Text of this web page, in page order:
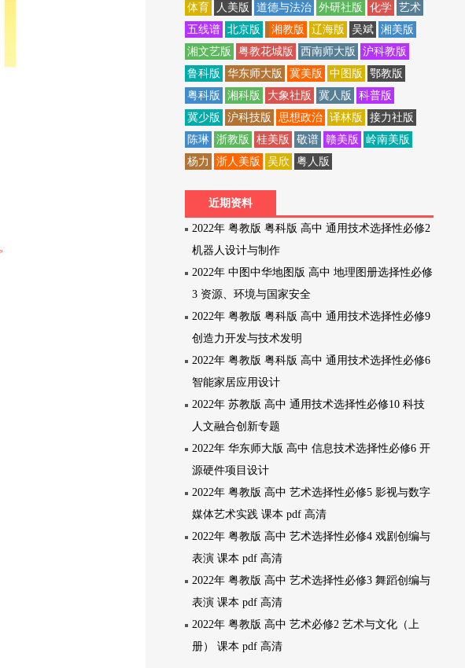
体育
人美版 道德与法治 外研社版 化学
艺术
五线谱
北京版 湘教版 辽海版 吴斌
湘美版
湘文艺版
粤教花城版 西南师大版
沪科教版
鲁科版
华东师大版 冀美版 中图版
鄂教版
粤科版
湘科版 大象社版 冀人版
科普版
冀少版
沪科技版 思想政治 译林版
接力社版
陈琳
浙教版 桂美版 敬谱 赣美版
岭南美版
杨力
浙人美版 吴欣 粤人版
近期资料
2022年 粤教版 粤科版 高中 通用技术选择性必修2
机器人设计与制作
2022年 中图中华地图版 高中 地理图册选择性必修
3 资源、环境与国家安全
2022年 粤教版 粤科版 高中 通用技术选择性必修9
创造力开发与技术发明
2022年 粤教版 粤科版 高中 通用技术选择性必修6
智能家居应用设计
2022年 苏教版 高中 通用技术选择性必修10 科技
人文融合创新专题
2022年 华东师大版 高中 信息技术选择性必修6 开
源硬件项目设计
2022年 粤教版 高中 艺术选择性必修5 影视与数字
媒体艺术实践 课本 pdf 高清
2022年 粤教版 高中 艺术选择性必修4 戏剧创编与
表演 课本 pdf 高清
2022年 粤教版 高中 艺术选择性必修3 舞蹈创编与
表演 课本 pdf 高清
2022年 粤教版 高中 艺术必修2 艺术与文化（上
册） 课本 pdf 高清